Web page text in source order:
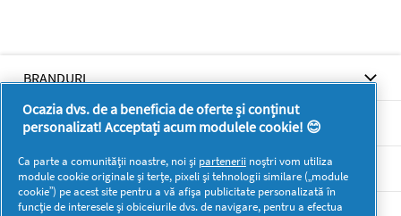
BRANDURI
BRANDURI
SUPORT
Ocazia dvs. de a beneficia de oferte și conținut
personalizat! Acceptați acum modulele cookie! 😊
Ca parte a comunității noastre, noi și partenerii noștri vom utiliza
module cookie originale și terțe, pixeli și tehnologii similare („module
cookie”) pe acest site pentru a vă afișa publicitate personalizată în
funcție de interesele și obiceiurile dvs. de navigare, pentru a efectua